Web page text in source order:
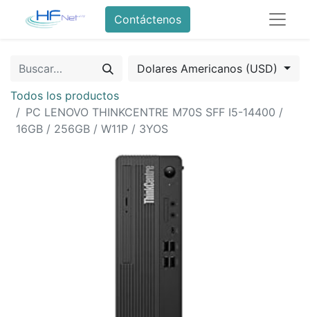
Contáctenos
Dolares Americanos (USD)
Todos los productos
PC LENOVO THINKCENTRE M70S SFF I5-14400 /
16GB / 256GB / W11P / 3YOS